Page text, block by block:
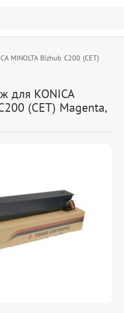
MINOLTA Bizhub C200 (CET)
для KONICA
(CET) Magenta,